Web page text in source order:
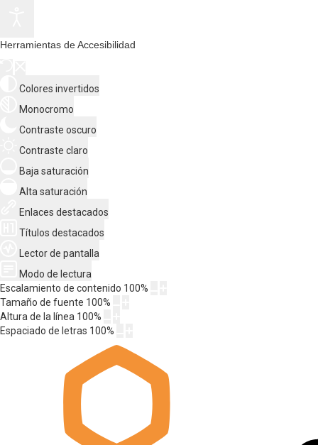
Herramientas de Accesibilidad
Colores invertidos
Monocromo
Contraste oscuro
Contraste claro
Baja saturación
Alta saturación
Enlaces destacados
Títulos destacados
Lector de pantalla
Modo de lectura
Escalamiento de contenido 100%
Tamaño de fuente 100%
Altura de la línea 100%
Espaciado de letras 100%